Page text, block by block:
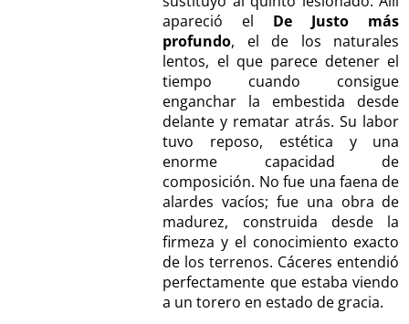
apareció el De Justo más
profundo, el de los naturales
lentos, el que parece detener el
tiempo cuando consigue
enganchar la embestida desde
delante y rematar atrás. Su labor
tuvo reposo, estética y una
enorme capacidad de
composición. No fue una faena de
alardes vacíos; fue una obra de
madurez, construida desde la
firmeza y el conocimiento exacto
de los terrenos. Cáceres entendió
perfectamente que estaba viendo
a un torero en estado de gracia.